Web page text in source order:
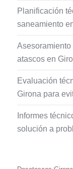
Planificación
saneamiento
atascos en
Evaluación
Girona para
Informes
solución a